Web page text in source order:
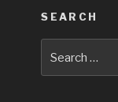
SEARCH